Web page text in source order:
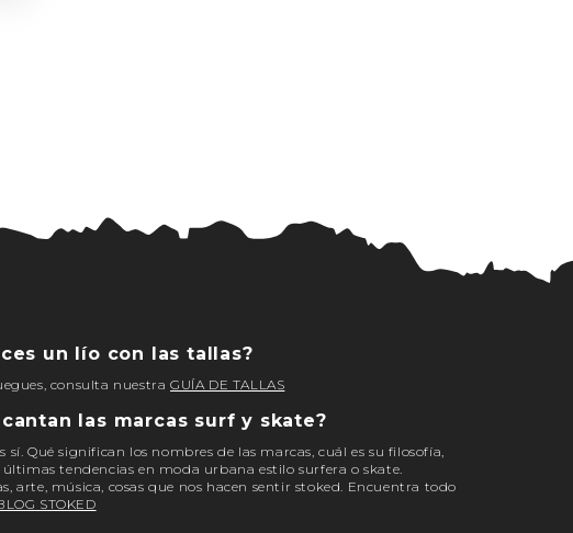
un lío con las tallas?
consulta nuestra GUÍA DE TALLAS
las marcas surf y skate?
sí. Qué significan los nombres de las marcas, cuál es su filosofía,
últimas tendencias en moda urbana estilo surfera o skate.
arte, música, cosas que nos hacen sentir stoked. Encuentra todo
STOKED